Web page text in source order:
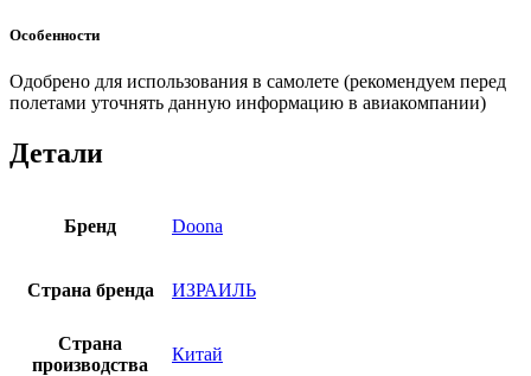
Особенности
Одобрено для использования в самолете (рекомендуем перед
полетами уточнять данную информацию в авиакомпании)
Детали
Бренд Doona
Страна бренда ИЗРАИЛЬ
Страна
производства
Китай